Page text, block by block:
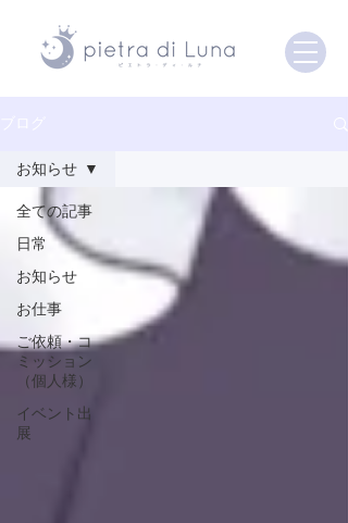
全ての記事
日常
お知らせ
お仕事
ご依頼・コ
ミッション
（個人様）
イベント出
展
お知らせ